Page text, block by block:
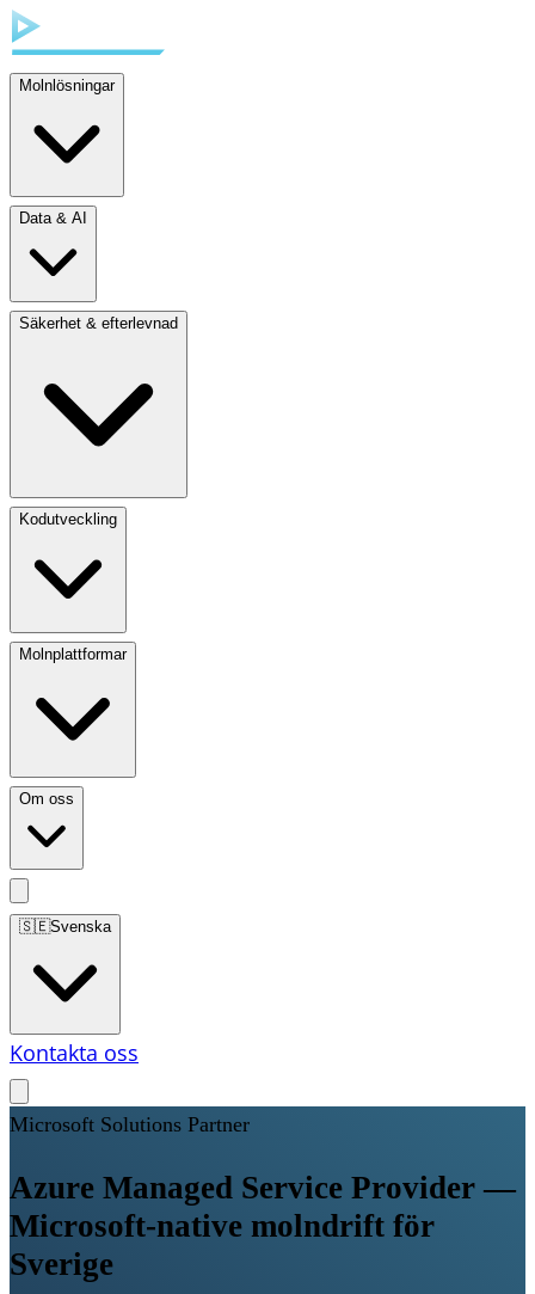
Molnlösningar
Data & AI
Säkerhet & efterlevnad
Kodutveckling
Molnplattformar
Om oss
🇸🇪Svenska
Kontakta oss
Microsoft Solutions Partner
Azure Managed Service Provider —
Microsoft-native molndrift för
Sverige